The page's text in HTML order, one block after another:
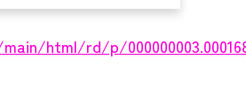
html/rd/p/